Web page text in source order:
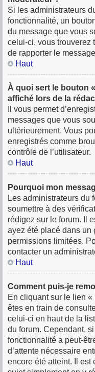
Si les administrateurs
fonctionnalité, un
du message que vous
celui-ci, vous trouverez
de rapporter le
Haut
À quoi sert le bouton
affiché lors de la
Il vous permet
messages que vous
ultérieurement. Vous
enregistrés comme
contrôle de l’utilisateur.
Haut
Pourquoi mon
Les administrateurs du
soumettre à des
rédigez sur le forum. Il
ayez été placé dans un
permissions limitées.
contacter un
Haut
Comment puis-je
En cliquant sur le lien
êtes en train de
celui-ci en haut de la
du forum. Cependant,
fonctionnalité a peut-
d’attente nécessaire
encore été atteint. Il